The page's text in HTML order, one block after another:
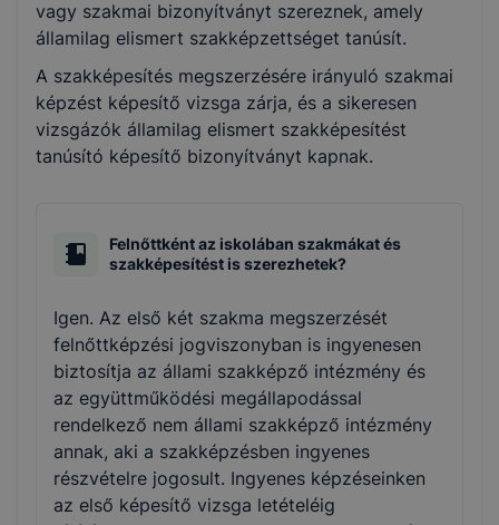
vagy szakmai bizonyítványt szereznek, amely
államilag elismert szakképzettséget tanúsít.
A szakképesítés megszerzésére irányuló szakmai
képzést képesítő vizsga zárja, és a sikeresen
vizsgázók államilag elismert szakképesítést
tanúsító képesítő bizonyítványt kapnak.
Felnőttként az iskolában szakmákat és
szakképesítést is szerezhetek?
Igen. Az első két szakma megszerzését
felnőttképzési jogviszonyban is ingyenesen
biztosítja az állami szakképző intézmény és
az együttműködési megállapodással
rendelkező nem állami szakképző intézmény
annak, aki a szakképzésben ingyenes
részvételre jogosult. Ingyenes képzéseinken
az első képesítő vizsga letételéig